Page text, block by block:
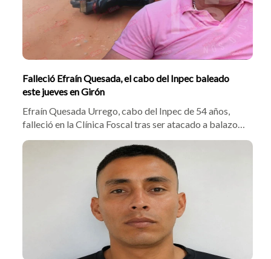
Falleció Efraín Quesada, el cabo del Inpec baleado
este jueves en Girón
Efraín Quesada Urrego, cabo del Inpec de 54 años,
falleció en la Clínica Foscal tras ser atacado a balazos
por motociclistas en Girón. El crimen ocurrió a 600
metros de la Cárcel de Palogordo. Autoridades
investigan si el homicidio se vincula a amenazas de 'Los